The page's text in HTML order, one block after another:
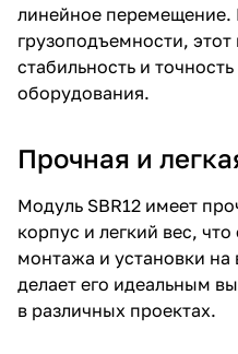
линейное перемещение.
грузоподъемности,
стабильность и
оборудования.
Прочная и
Модуль SBR12 имеет
корпус и легкий вес,
монтажа и установки
делает его идеальным
в различных проектах.